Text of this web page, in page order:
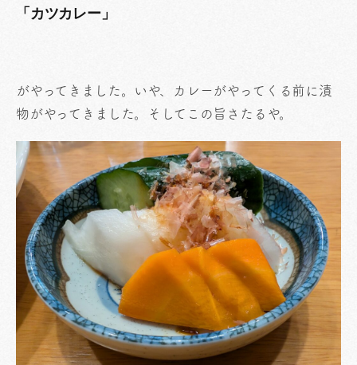
「カツカレー」
がやってきました。いや、カレーがやってくる前に漬
物がやってきました。そしてこの旨さたるや。